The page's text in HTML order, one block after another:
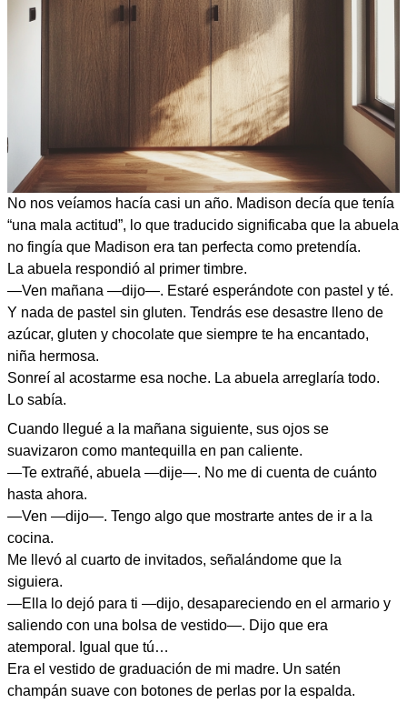
No nos veíamos hacía casi un año. Madison decía que tenía
“una mala actitud”, lo que traducido significaba que la abuela
no fingía que Madison era tan perfecta como pretendía.
La abuela respondió al primer timbre.
—Ven mañana —dijo—. Estaré esperándote con pastel y té.
Y nada de pastel sin gluten. Tendrás ese desastre lleno de
azúcar, gluten y chocolate que siempre te ha encantado,
niña hermosa.
Sonreí al acostarme esa noche. La abuela arreglaría todo.
Lo sabía.
Cuando llegué a la mañana siguiente, sus ojos se
suavizaron como mantequilla en pan caliente.
—Te extrañé, abuela —dije—. No me di cuenta de cuánto
hasta ahora.
—Ven —dijo—. Tengo algo que mostrarte antes de ir a la
cocina.
Me llevó al cuarto de invitados, señalándome que la
siguiera.
—Ella lo dejó para ti —dijo, desapareciendo en el armario y
saliendo con una bolsa de vestido—. Dijo que era
atemporal. Igual que tú…
Era el vestido de graduación de mi madre. Un satén
champán suave con botones de perlas por la espalda.